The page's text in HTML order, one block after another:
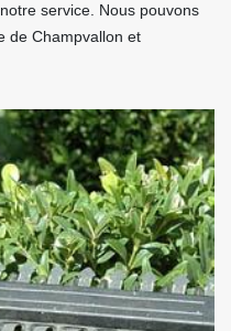
service. Nous pouvons
de Champvallon et